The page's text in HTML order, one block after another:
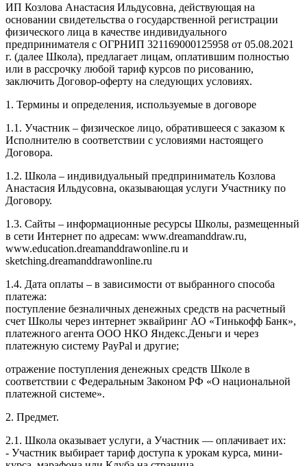
ИП Козлова Анастасия Ильдусовна, действующая на
основании свидетельства о государственной регистрации
физического лица в качестве индивидуального
предпринимателя с ОГРНИП 321169000125958 от 05.08.2021
г. (далее Школа), предлагает лицам, оплатившим полностью
или в рассрочку любой тариф курсов по рисованию,
заключить Договор-оферту на следующих условиях.
1. Термины и определения, используемые в договоре
1.1. Участник – физическое лицо, обратившееся с заказом к
Исполнителю в соответствии с условиями настоящего
Договора.
1.2. Школа – индивидуальный предприниматель Козлова
Анастасия Ильдусовна, оказывающая услуги Участнику по
Договору.
1.3. Сайты – информационные ресурсы Школы, размещенный
в сети Интернет по адресам: www.dreamanddraw.ru,
www.education.dreamanddrawonline.ru и
sketching.dreamanddrawonline.ru
1.4. Дата оплаты – в зависимости от выбранного способа
платежа:
поступление безналичных денежных средств на расчетный
счет Школы через интернет эквайринг АО «Тинькофф Банк»,
платежного агента ООО НКО Яндекс.Деньги и через
платежную систему PayPal и другие;
отражение поступления денежных средств Школе в
соответствии с Федеральным Законом РФ «О национальной
платежной системе».
2. Предмет.
2.1. Школа оказывает услуги, а Участник — оплачивает их:
- Участник выбирает тариф доступа к урокам курса, мини-